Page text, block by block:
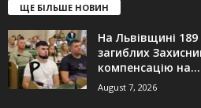
ЩЕ БІЛЬШЕ НОВИН
На Львівщині
загиблих
компенсацію на...
August 7, 2026